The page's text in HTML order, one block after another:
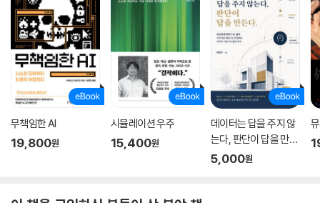
무책임한 AI
19,800원
시뮬레이션 우주
15,400원
데이터는 답을 주지 않
는다, 판단이 답을 만든
다.
5,000원